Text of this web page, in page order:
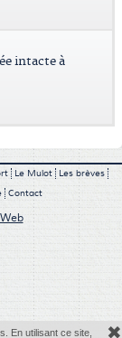
intacte à
Le Mulot
Les brèves
Contact
✖
En utilisant ce site,